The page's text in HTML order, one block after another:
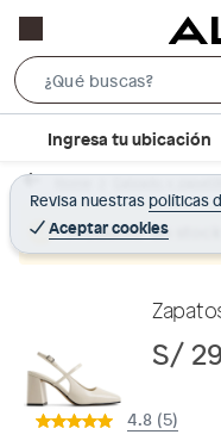
c
t
Ingresa tu ubicación
Revisa nuestras políticas
Aceptar cookies
Home Calzado y
Producto sin stock
S/
4.8 (5)